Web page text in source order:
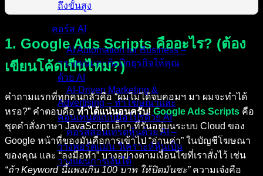
ถึงขั้นสูง
คอร์ส AI
AI Automation for Business –
วางแผนและติดปีกธุรกิจให้คุณ
ด้วย AI
AI-Driven Marketing &
Advertising – ทำโฆษณาและ
คอนเทนต์แบบมือโปรด้วย AI
คอร์สสอนเทรดหุ้นด้วย AI –
วางพอร์ตแม่น วิเคราะห์หุ้นเป็น
วางแผนการเงินได้
1. Google Ads Scripts คืออะไร? (ต้อง
เขียนโค้ดเป็นไหม?)
คำถามแรกที่ทุกคนกลัวคือ “ผมไม่ได้จบคอมฯ มา ผมจะทำได้
หรอ?” คำตอบคือ ทำได้แน่นอนครับ! Google Ads Scripts คือ
ชุดคำสั่งภาษา JavaScript เล็กๆ ที่รันอยู่บนระบบ Cloud ของ
Google หน้าที่ของมันคือการเข้าไป “อ่านค่า” ในบัญชีโฆษณา
ของคุณ และ “ลงมือทำ” บางอย่างตามเงื่อนไขที่เราสั่งไว้ เช่น
“ถ้า Keyword นี้แพงเกิน 100 บาท ให้ปิดมันซะ”ความเจ๋งคือ